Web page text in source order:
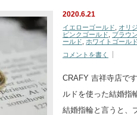
2020.6.21
イエローゴールド オリ
ピンクゴールド
ブラウ
ールド
ホワイトゴールド
コメントを書く
CRAFY 吉祥寺店で
ルドを使った結婚指
結婚指輪と言うと、